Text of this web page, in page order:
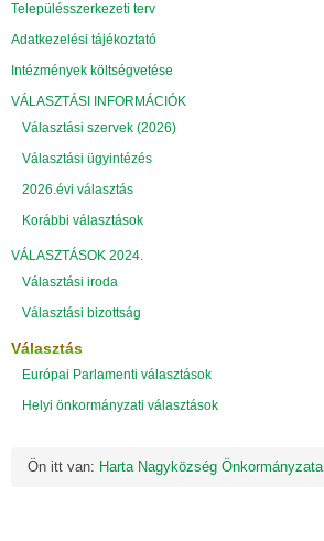
Településszerkezeti terv
Adatkezelési tájékoztató
Intézmények költségvetése
VÁLASZTÁSI INFORMÁCIÓK
Választási szervek (2026)
Választási ügyintézés
2026.évi választás
Korábbi választások
VÁLASZTÁSOK 2024.
Választási iroda
Választási bizottság
Választás
Európai Parlamenti választások
Helyi önkormányzati választások
Ön itt van: Harta Nagyközség Önkormányzata